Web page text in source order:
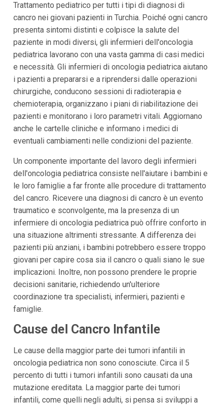
Trattamento pediatrico per tutti i tipi di diagnosi di
cancro nei giovani pazienti in Turchia. Poiché ogni cancro
presenta sintomi distinti e colpisce la salute del
paziente in modi diversi, gli infermieri dell'oncologia
pediatrica lavorano con una vasta gamma di casi medici
e necessità. Gli infermieri di oncologia pediatrica aiutano
i pazienti a prepararsi e a riprendersi dalle operazioni
chirurgiche, conducono sessioni di radioterapia e
chemioterapia, organizzano i piani di riabilitazione dei
pazienti e monitorano i loro parametri vitali. Aggiornano
anche le cartelle cliniche e informano i medici di
eventuali cambiamenti nelle condizioni del paziente.
Un componente importante del lavoro degli infermieri
dell'oncologia pediatrica consiste nell'aiutare i bambini e
le loro famiglie a far fronte alle procedure di trattamento
del cancro. Ricevere una diagnosi di cancro è un evento
traumatico e sconvolgente, ma la presenza di un
infermiere di oncologia pediatrica può offrire conforto in
una situazione altrimenti stressante. A differenza dei
pazienti più anziani, i bambini potrebbero essere troppo
giovani per capire cosa sia il cancro o quali siano le sue
implicazioni. Inoltre, non possono prendere le proprie
decisioni sanitarie, richiedendo un'ulteriore
coordinazione tra specialisti, infermieri, pazienti e
famiglie.
Cause del Cancro Infantile
Le cause della maggior parte dei tumori infantili in
oncologia pediatrica non sono conosciute. Circa il 5
percento di tutti i tumori infantili sono causati da una
mutazione ereditata. La maggior parte dei tumori
infantili, come quelli negli adulti, si pensa si sviluppi a